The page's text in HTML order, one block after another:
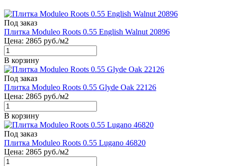
Под заказ
Плитка Moduleo Roots 0.55 English Walnut 20896
Цена: 2865 руб./м2
В корзину
Под заказ
Плитка Moduleo Roots 0.55 Glyde Oak 22126
Цена: 2865 руб./м2
В корзину
Под заказ
Плитка Moduleo Roots 0.55 Lugano 46820
Цена: 2865 руб./м2